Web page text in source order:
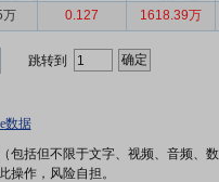
万 0.127 1618.39万
跳转到
数据
括但不限于文字、视频、音频、
作，风险自担。